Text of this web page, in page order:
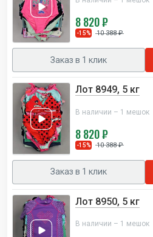
8 820 ₽
-15% 10 388 ₽
Заказ в 1 клик
Лот 8949, 5 кг
В наличии – 1 мешок
8 820 ₽
-15% 10 388 ₽
Заказ в 1 клик
Лот 8950, 5 кг
В наличии – 1 мешок